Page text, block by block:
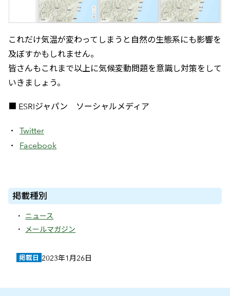
これだけ気温が変わってしまうと自然の生態系にも影響を
及ぼすかもしれません。
皆さんもこれまで以上に気候変動問題を意識し対策をして
いきましょう。
■ ESRIジャパン ソーシャルメディア
Twitter
Facebook
掲載種別
ニュース
メールマガジン
掲載日 2023年1月26日